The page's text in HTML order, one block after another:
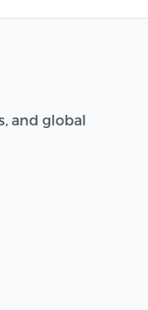
and global